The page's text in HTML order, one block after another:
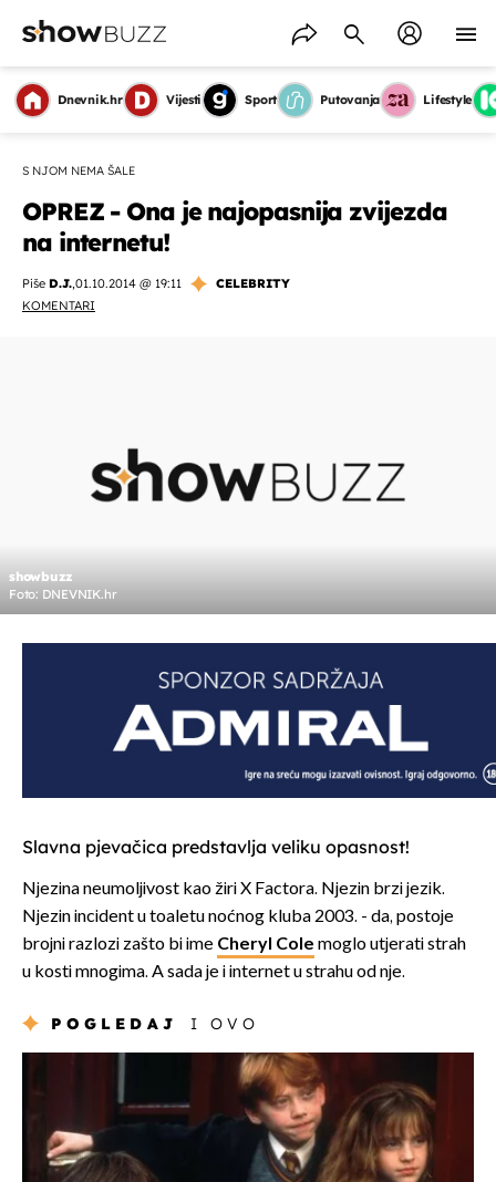
Dnevnik.hr Vijesti Sport Putovanja Lifestyle
S NJOM NEMA ŠALE
OPREZ - Ona je najopasnija zvijezda
na internetu!
Piše D.J.,01.10.2014 @ 19:11
CELEBRITY
KOMENTARI
showbuzz
Foto: DNEVNIK.hr
Slavna pjevačica predstavlja veliku opasnost!
Njezina neumoljivost kao žiri X Factora. Njezin brzi jezik.
Njezin incident u toaletu noćnog kluba 2003. - da, postoje
brojni razlozi zašto bi ime Cheryl Cole moglo utjerati strah
u kosti mnogima. A sada je i internet u strahu od nje.
POGLEDAJ I OVO